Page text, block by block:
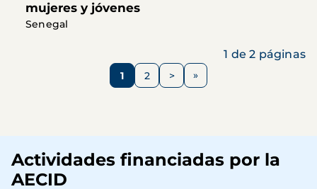
mujeres y jóvenes
Senegal
Página
1 Página
2
Siguiente
>
1 de 2 páginas
Actividades financiadas por la
AECID